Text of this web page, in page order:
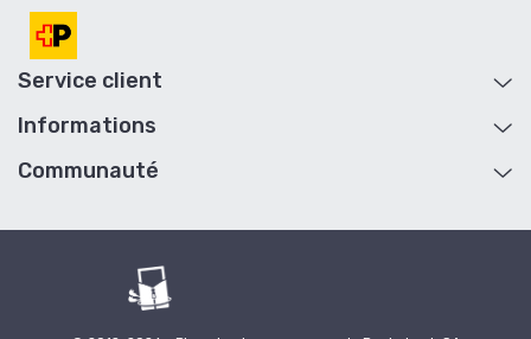
Service client
Aide et contact
Retour de marchandise
Informations
A propos
Conditions générales de vente
Collaboration / Influenceur
Communauté